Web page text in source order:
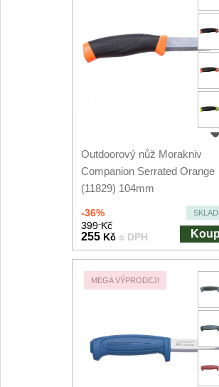
Outdoorový nůž Morakniv
Companion Serrated Orange
(11829) 104mm
-36%
399 Kč
255 Kč s DPH
MEGA VÝPRODEJ!